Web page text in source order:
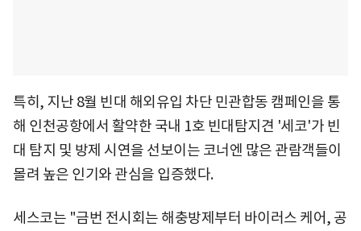
특히, 지난 8월 빈대 해외유입 차단 민관합동 캠페인을 통
해 인천공항에서 활약한 국내 1호 빈대탐지견 '세코'가 빈
대 탐지 및 방제 시연을 선보이는 코너엔 많은 관람객들이
몰려 높은 인기와 관심을 입증했다.
세스코는 "금번 전시회는 해충방제부터 바이러스 케어, 공